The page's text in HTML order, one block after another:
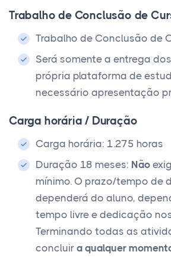
Trabalho de Conclusão de
Trabalho de Conclusão de
Será somente a entrega
própria plataforma de
necessário apresentação
Carga horária / Duração
Carga horária: 1.275 horas
Duração 18 meses: Não
mínimo. O prazo/tempo de
dependerá do aluno,
tempo livre e dedicação
Terminando todas as
concluir a qualquer